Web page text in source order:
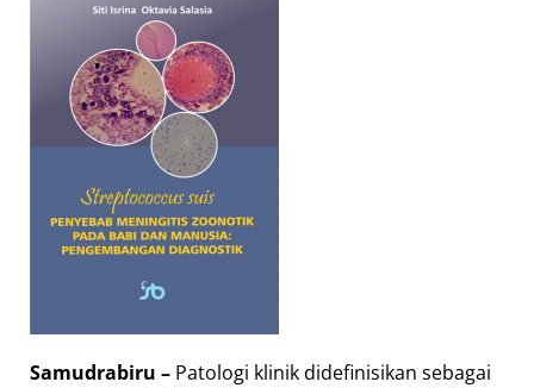
Samudrabiru – Patologi klinik didefinisikan sebagai